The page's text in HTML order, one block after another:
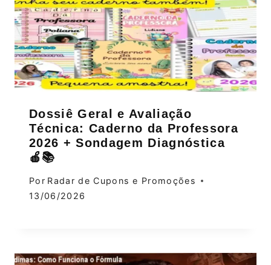
Dossiê Geral e Avaliação
Técnica: Caderno da Professora
2026 + Sondagem Diagnóstica
🍎📚
Por Radar de Cupons e Promoções
13/06/2026